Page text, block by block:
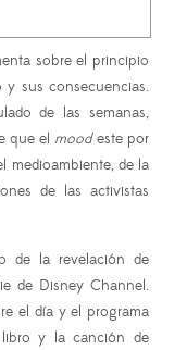
sobre el principio
sus consecuencias.
de las semanas,
que el moodeste por
medioambiente, de la
de las activistas
de la revelación de
de Disney Channel.
el día y el programa
y la canción de